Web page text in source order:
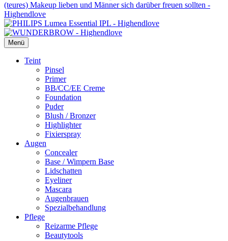
Menü
Primäres
Teint
Pinsel
Primer
BB/CC/EE Creme
Foundation
Puder
Blush / Bronzer
Highlighter
Fixierspray
Augen
Concealer
Base / Wimpern Base
Lidschatten
Eyeliner
Mascara
Augenbrauen
Spezialbehandlung
Pflege
Reizarme Pflege
Beautytools